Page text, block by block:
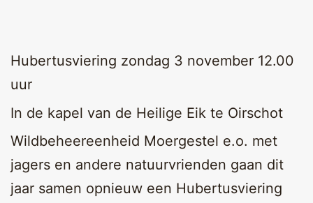
Hubertusviering zondag 3 november 12.00
uur
In de kapel van de Heilige Eik te Oirschot
Wildbeheereenheid Moergestel e.o. met
jagers en andere natuurvrienden gaan dit
jaar samen opnieuw een Hubertusviering